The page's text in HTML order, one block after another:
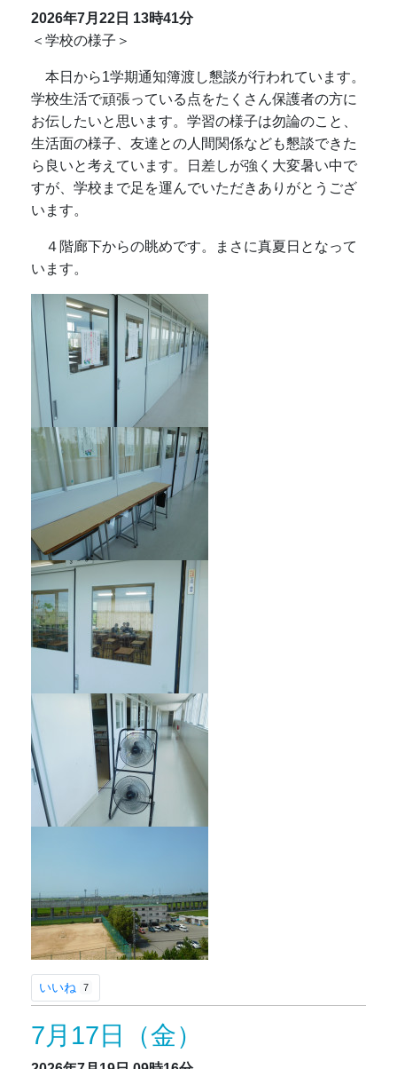
2026年7月22日 13時41分
＜学校の様子＞
本日から1学期通知簿渡し懇談が行われています。
学校生活で頑張っている点をたくさん保護者の方に
お伝したいと思います。学習の様子は勿論のこと、
生活面の様子、友達との人間関係なども懇談できた
ら良いと考えています。日差しが強く大変暑い中で
すが、学校まで足を運んでいただきありがとうござ
います。
４階廊下からの眺めです。まさに真夏日となって
います。
いいね 7
7月17日（金）